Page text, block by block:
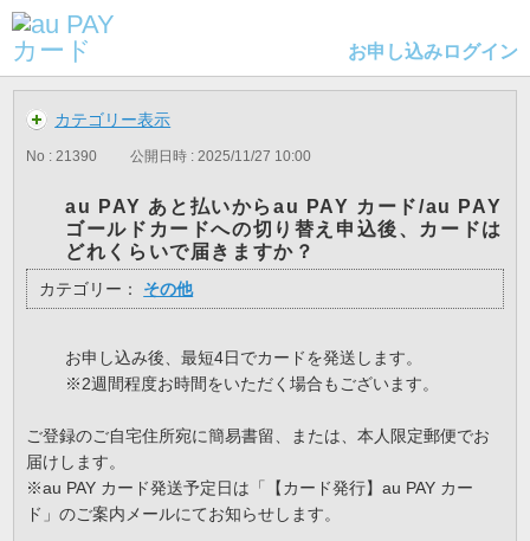
お申し込みログイン
カテゴリー表示
No : 21390 公開日時 : 2025/11/27 10:00
au PAY あと払いからau PAY カード/au PAY
ゴールドカードへの切り替え申込後、カードは
どれくらいで届きますか？
カテゴリー： その他
お申し込み後、最短4日でカードを発送します。
※2週間程度お時間をいただく場合もございます。
ご登録のご自宅住所宛に簡易書留、または、本人限定郵便でお
届けします。
※au PAY カード発送予定日は「【カード発行】au PAY カー
ド」のご案内メールにてお知らせします。